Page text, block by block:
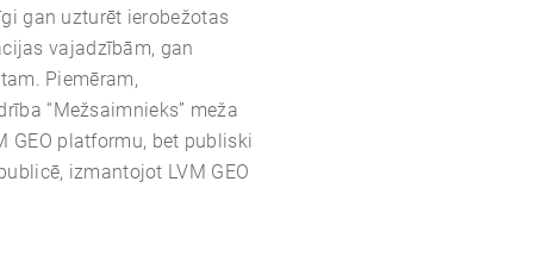
gan uzturēt ierobežotas
vajadzībām, gan
Piemēram,
“Mežsaimnieks” meža
GEO platformu, bet publiski
izmantojot LVM GEO